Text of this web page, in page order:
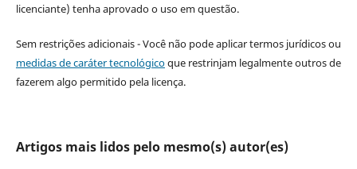
licenciante) tenha aprovado o uso em questão.
Sem restrições adicionais - Você não pode aplicar termos jurídicos ou
medidas de caráter tecnológicoque restrinjam legalmente outros de
fazerem algo permitido pela licença.
Artigos mais lidos pelo mesmo(s) autor(es)